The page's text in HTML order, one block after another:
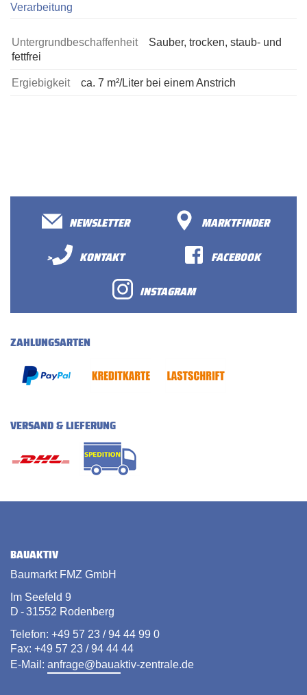
Verarbeitung
Untergrundbeschaffenheit
Sauber, trocken, staub- und
fettfrei
Ergiebigkeit ca. 7 m²/Liter bei einem Anstrich
NEWSLETTER
MARKTFINDER
>
KONTAKT
FACEBOOK
INSTAGRAM
ZAHLUNGSARTEN
VERSAND & LIEFERUNG
BAUAKTIV
Baumarkt FMZ GmbH
Im Seefeld 9
D - 31552 Rodenberg
Telefon: +49 57 23 / 94 44 99 0
Fax: +49 57 23 / 94 44 44
E-Mail: anfrage@bauaktiv-zentrale.de